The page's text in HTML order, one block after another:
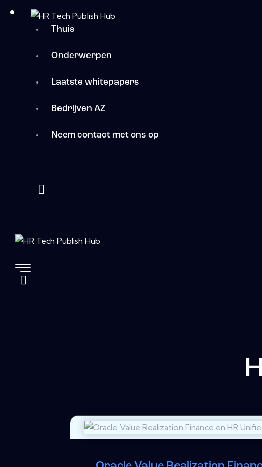
Thuis
Onderwerpen
Laatste whitepapers
Bedrijven AZ
Neem contact met ons op